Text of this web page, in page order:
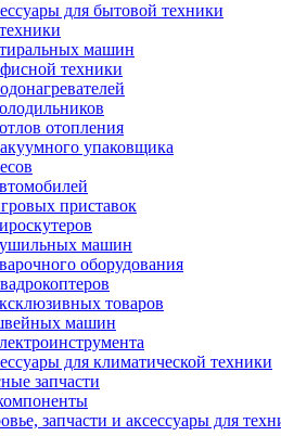
для бытовой техники
машин
техники
отопления
упаковщика
приставок
машин
оборудования
товаров
машин
для климатической техники
запчасти
запчасти и аксессуары для